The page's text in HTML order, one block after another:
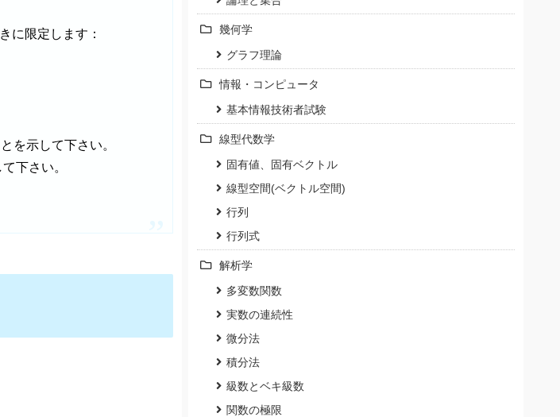
に限定します：
を示して下さい。
下さい。
幾何学
グラフ理論
情報・コンピュータ
基本情報技術者試験
線型代数学
固有値、固有ベクトル
線型空間(ベクトル空間)
行列
行列式
解析学
多変数関数
実数の連続性
微分法
積分法
級数とベキ級数
関数の極限